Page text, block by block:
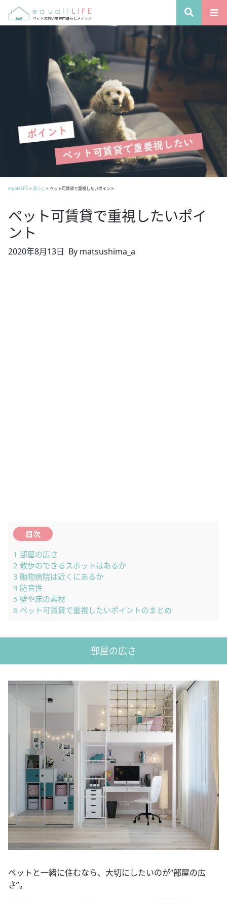
equall LIFE> 暮らし > ペット可賃貸で重視したいポイント
ペット可賃貸で重視したいポイ
ント
2020年8月13日 By matsushima_a
目次
1 部屋の広さ
2 散歩のできるスポットはあるか
3 動物病院は近くにあるか
4 防音性
5 壁や床の素材
6 ペット可賃貸で重視したいポイントのまとめ
部屋の広さ
ペットと一緒に住むなら、大切にしたいのが“部屋の広
さ”。